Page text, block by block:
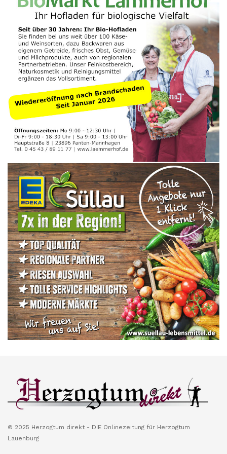
© 2025 Herzogtum direkt - DIE Onlinezeitung für Herzogtum
Lauenburg